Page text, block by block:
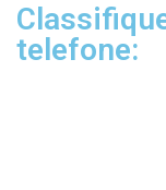
telefone: